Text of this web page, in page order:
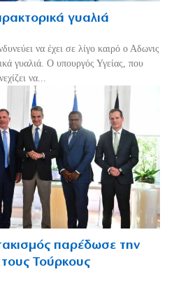
γυαλιά
να έχει σε λίγο καιρό ο Αδωνις
γυαλιά. Ο υπουργός Υγείας, που
να...
παρέδωσε την
Τούρκους